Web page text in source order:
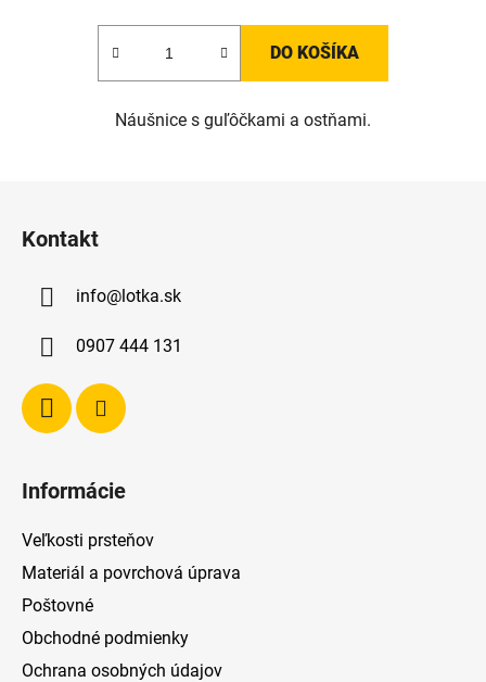
DO KOŠÍKA
Náušnice s guľôčkami a ostňami.
Kontakt
info@lotka.sk
0907 444 131
Informácie
Veľkosti prsteňov
Materiál a povrchová úprava
Poštovné
Obchodné podmienky
Ochrana osobných údajov